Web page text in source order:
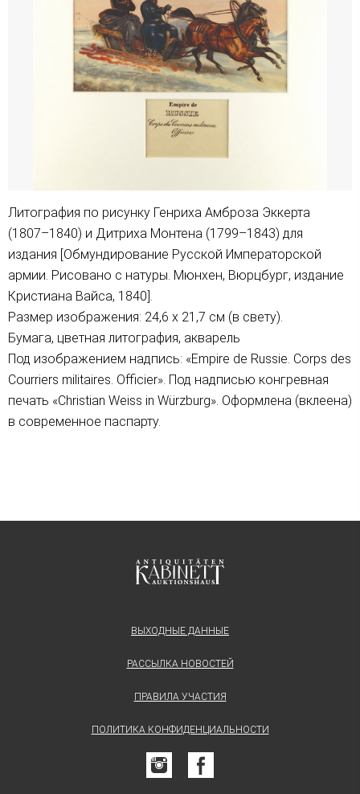
Литография по рисунку Генриха Амброза Эккерта
(1807–1840) и Дитриха Монтена (1799–1843) для
издания [Обмундирование Русской Императорской
армии. Рисовано с натуры. Мюнхен, Вюрцбург, издание
Кристиана Вайса, 1840].
Размер изображения: 24,6 х 21,7 см (в свету).
Бумага, цветная литография, акварель
Под изображением надпись: «Empire de Russie. Corps des
Courriers militaires. Officier». Под надписью конгревная
печать «Christian Weiss in Würzburg». Оформлена (вклеена)
в современное паспарту.
ВЫХОДНЫЕ ДАННЫЕ
РАССЫЛКА НОВОСТЕЙ
ПРАВИЛА УЧАСТИЯ
ПОЛИТИКА КОНФИДЕНЦИАЛЬНОСТИ